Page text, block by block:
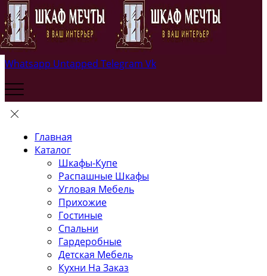
Whatsapp Untapped Telegram Vk
Главная
Каталог
Шкафы-Купе
Распашные Шкафы
Угловая Мебель
Прихожие
Гостиные
Спальни
Гардеробные
Детская Мебель
Кухни На Заказ